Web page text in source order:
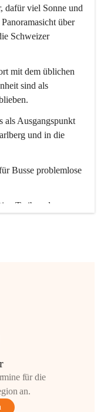
dafür viel Sonne und
über
Schweizer
mit dem üblichen
sind als
als Ausgangspunkt
und in die
Busse problemlose
Treiben der
für die
an.